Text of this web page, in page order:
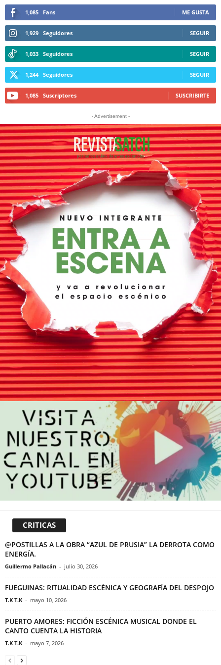
1,085 Fans ME GUSTA
1,929 Seguidores SEGUIR
1,033 Seguidores SEGUIR
1,244 Seguidores SEGUIR
1,085 Suscriptores SUSCRIBIRTE
- Advertisement -
CRITICAS
@POSTILLAS A LA OBRA “AZUL DE PRUSIA” LA DERROTA COMO
ENERGÍA.
Guillermo Pallacán - julio 30, 2026
FUEGUINAS: RITUALIDAD ESCÉNICA Y GEOGRAFÍA DEL DESPOJO
T.K T.K - mayo 10, 2026
PUERTO AMORES: FICCIÓN ESCÉNICA MUSICAL DONDE EL
CANTO CUENTA LA HISTORIA
T.K T.K - mayo 7, 2026